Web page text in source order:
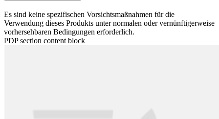
Es sind keine spezifischen Vorsichtsmaßnahmen für die
Verwendung dieses Produkts unter normalen oder vernünftigerweise
vorhersehbaren Bedingungen erforderlich.
PDP section content block